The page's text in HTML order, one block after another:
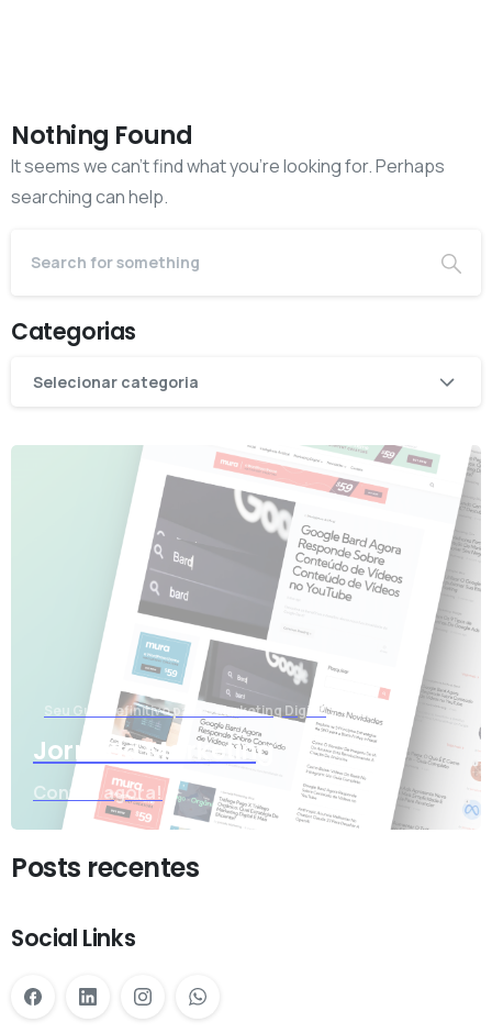
Nothing Found
It seems we can’t find what you’re looking for. Perhaps
searching can help.
Categorias
Categorias
Selecionar categoria
Seu Guia Definitivo para o Marketing Digital
Jornada Marketing
Confira agora!
Posts recentes
Social Links